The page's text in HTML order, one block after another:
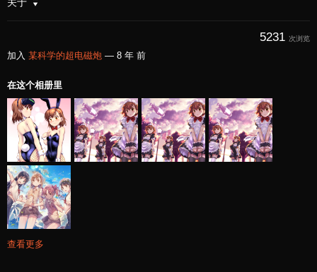
关于
5231 次浏览
加入 某科学的超电磁炮 — 8 年 前
在这个相册里
查看更多